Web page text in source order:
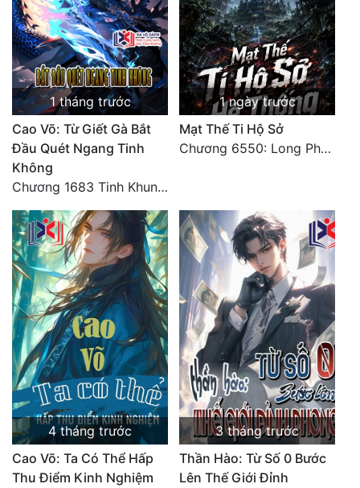
Điềm Đạm
1 tháng trước
Cao Võ: Từ Giết Gà Bắt
Đầu Quét Ngang Tinh
Không
Chương 1683 Tinh Khung Võ Thánh (Hết)
1 ngày trước
Mạt Thế Ti Hộ Sở
Chương 6550: Long Phượng Thần Trận
4 tháng trước
Cao Võ: Ta Có Thể Hấp
Thu Điểm Kinh Nghiệm
3 tháng trước
Thần Hào: Từ Số 0 Bước
Lên Thế Giới Đỉnh